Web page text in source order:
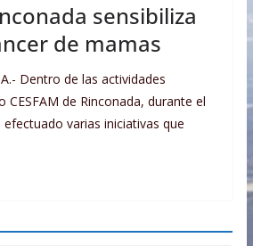
sensibiliza
de mamas
Dentro de las actividades
CESFAM de Rinconada, durante el
varias iniciativas que